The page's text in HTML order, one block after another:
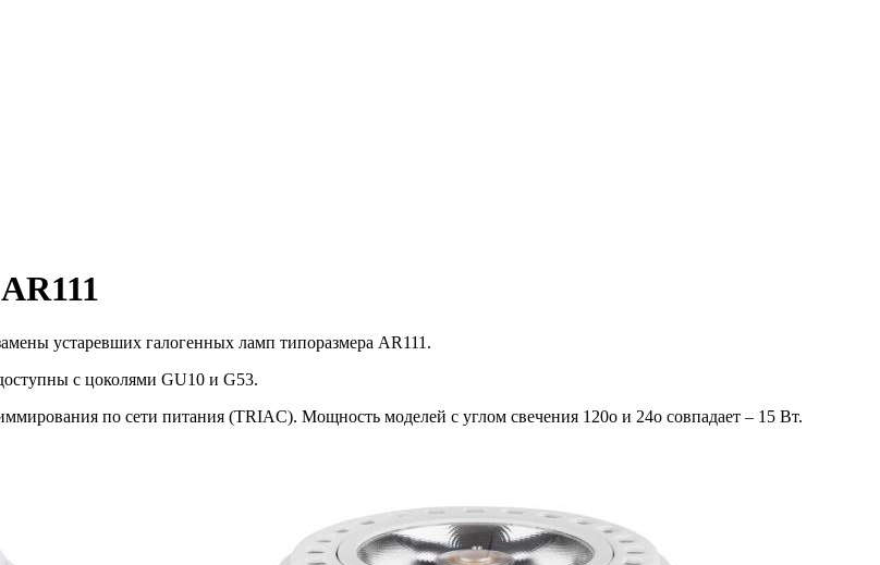
устаревших галогенных ламп типоразмера AR111.
с цоколями GU10 и G53.
по сети питания (TRIAC). Мощность моделей с углом свечения 120o и 24o совпадает – 15 Вт.